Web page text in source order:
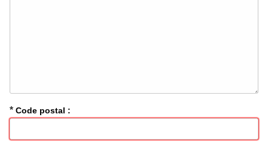
* Code postal :